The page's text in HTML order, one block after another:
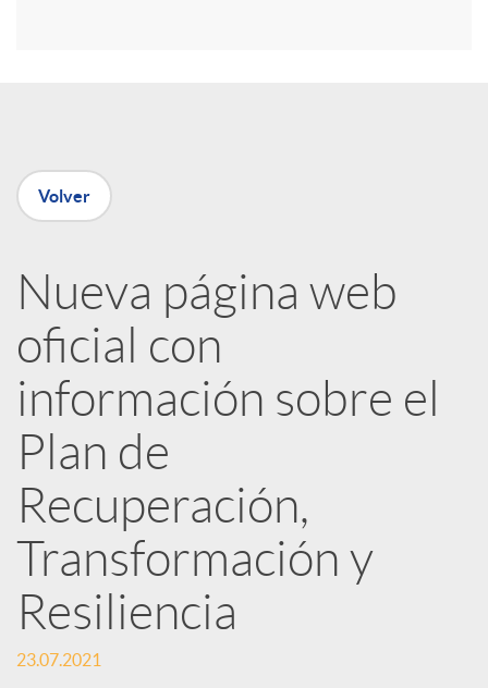
n
e
d
e
s
S
o
Volver
Nueva página web
oficial con
información sobre el
Plan de
Recuperación,
Transformación y
Resiliencia
23.07.2021